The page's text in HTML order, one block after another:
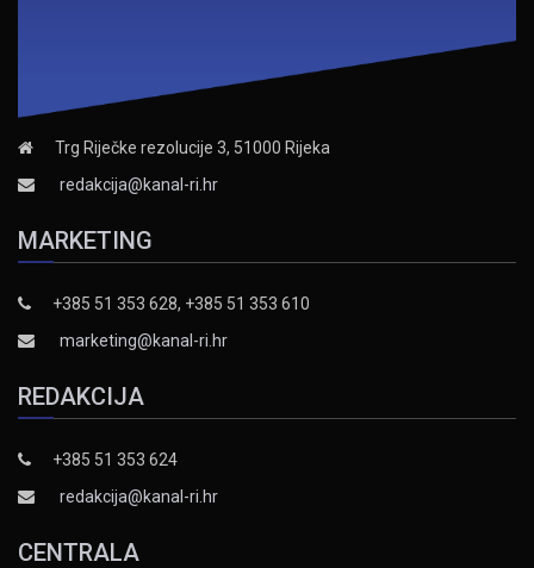
Trg Riječke rezolucije 3, 51000 Rijeka
redakcija@kanal-ri.hr
MARKETING
+385 51 353 628, +385 51 353 610
marketing@kanal-ri.hr
REDAKCIJA
+385 51 353 624
redakcija@kanal-ri.hr
CENTRALA